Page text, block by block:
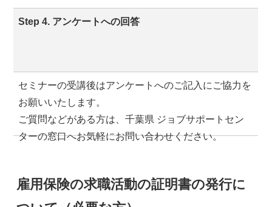
Step 4. アンケートへの回答
セミナーの受講後はアンケートへのご記入にご協力を
お願いいたします。
ご質問などがある方は、千葉県 ジョブサポートセン
ターの窓口へお気軽にお問い合わせください。
雇用保険の求職活動の証明書の発行に